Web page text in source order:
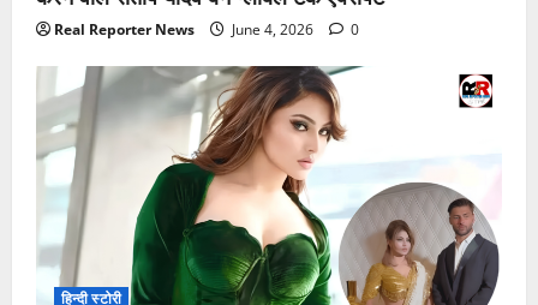
Real Reporter News June 4, 2026 0
हिन्दी स्टोरी